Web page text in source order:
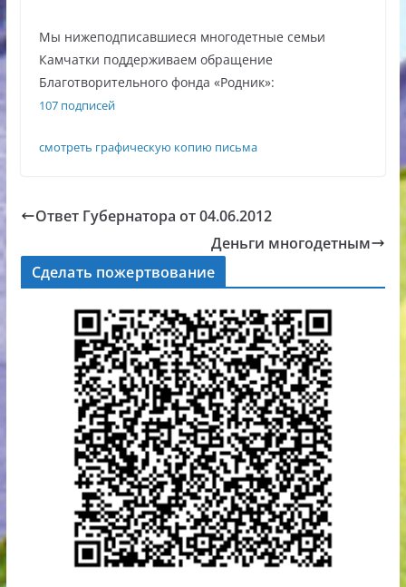
Мы нижеподписавшиеся многодетные семьи
Камчатки поддерживаем обращение
Благотворительного фонда «Родник»:
107 подписей
смотреть графическую копию письма
Ответ Губернатора от 04.06.2012
Деньги многодетным
Сделать пожертвование